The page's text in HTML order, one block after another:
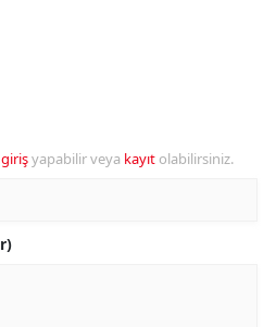
girişyapabilir veya kayıt olabilirsiniz.